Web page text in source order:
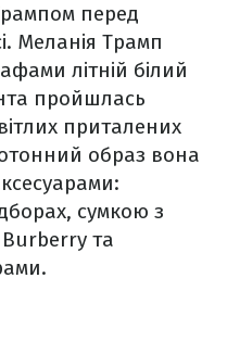
перед
Меланія Трамп
літній білий
пройшлась
приталених
образ вона
сумкою з
Burberry та